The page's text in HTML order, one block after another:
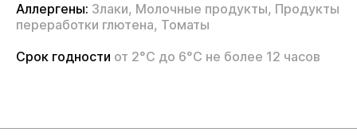
Аллергены: Злаки, Молочные продукты, Продукты
переработки глютена, Томаты
Срок годности от 2°С до 6°С не более 12 часов